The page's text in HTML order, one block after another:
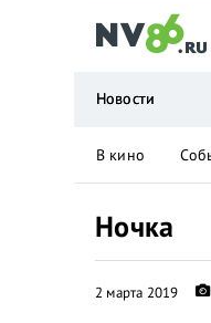
Ночка
2 марта 2019
Новости
В кино